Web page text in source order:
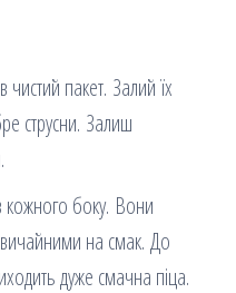
чистий пакет. Залий їх
струсни. Залиш
кожного боку. Вони
на смак. До
дуже смачна піца.